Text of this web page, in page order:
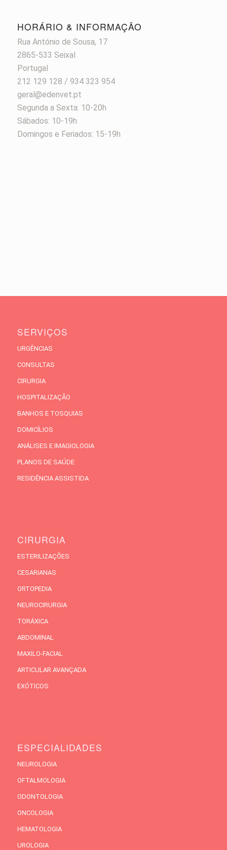
HORÁRIO & INFORMAÇÃO
Rua António de Sousa, 17
2865-533 Seixal
Portugal
212 129 128 / 934 323 954
geral@edenvet.pt
Segunda a Sexta: 10-20h
Sábados: 10-19h
Domingos e Feriados: 15-19h
SERVIÇOS
URGÊNCIAS
CONSULTAS
CIRURGIA
HOSPITALIZAÇÃO
BANHOS E TOSQUIAS
DOMICÍLIOS
ANÁLISES E IMAGIOLOGIA
PLANOS DE SAÚDE
RESIDÊNCIA ASSISTIDA
CIRURGIA
ESTERILIZAÇÕES
CESARIANAS
ORTOPEDIA
NEUROCIRURGIA
TORÁXICA
ABDOMINAL
MAXILO-FACIAL
ARTICULAR AVANÇADA
EXÓTICOS
ESPECIALIDADES
NEUROLOGIA
OFTALMOLOGIA
ODONTOLOGIA
ONCOLOGIA
HEMATOLOGIA
UROLOGIA